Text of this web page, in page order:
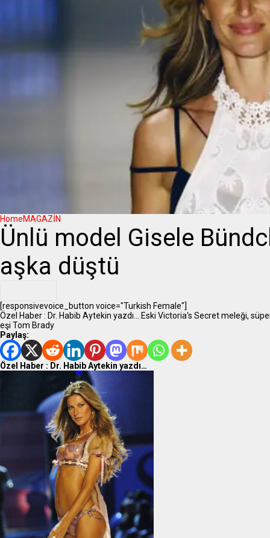
HomeMAGAZİN
Ünlü model Gisele
aşka düştü
[responsivevoice_button voice="Turkish Female"]
Özel Haber : Dr. Habib Aytekin yazdı... Eski Victoria's Secret meleği,
eşi Tom Brady
Paylaş:
Özel Haber : Dr. Habib Aytekin yazdı…